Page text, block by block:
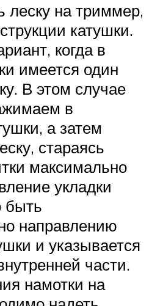
леску на триммер,
катушки.
когда в
имеется один
В этом случае
в
а затем
стараясь
максимально
укладки
быть
направлению
и указывается
части.
намотки на